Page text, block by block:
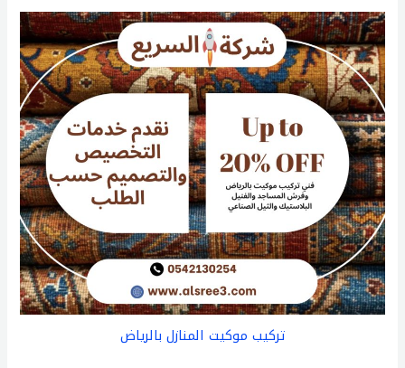
تركيب موكيت المنازل بالرياض